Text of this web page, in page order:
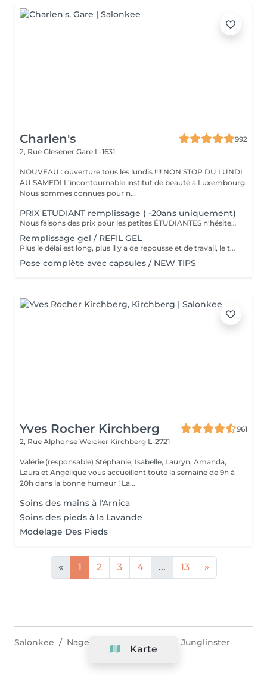
Charlen's
992
2, Rue Glesener Gare L-1631
NOUVEAU : ouverture tous les lundis !!!! NON STOP DU LUNDI
AU SAMEDI L'incontournable institut de beauté à Luxembourg.
Nous sommes connues pour n...
PRIX ETUDIANT remplissage ( -20ans uniquement)
Nous faisons des prix pour les petites ÉTUDIANTES n'hésitez pas a passer
Remplissage gel / REFIL GEL
Plus le délai est long, plus il y a de repousse et de travail, le tarif s'adapte donc au temps écoulé depuis votre dernier rendez-vous. Merci de choisir le remplissage adapté
Pose complète avec capsules / NEW TIPS
Yves Rocher Kirchberg
961
2, Rue Alphonse Weicker Kirchberg L-2721
Valérie (responsable) Stéphanie, Isabelle, Lauryn, Amanda,
Laura et Angélique vous accueillent toute la semaine de 9h à
20h dans la bonne humeur ! La...
Soins des mains à l'Arnica
Soins des pieds à la Lavande
Modelage Des Pieds
« 1 2 3 4 ... 13 »
Karte
Salonkee Nagelstudio & Pediküre Junglinster